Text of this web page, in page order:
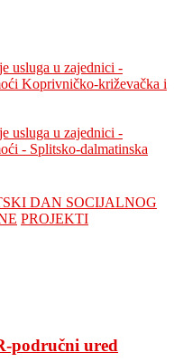
usluga u zajednici -
Koprivničko-križevačka i
usluga u zajednici -
- Splitsko-dalmatinska
DAN SOCIJALNOG
PROJEKTI
područni ured